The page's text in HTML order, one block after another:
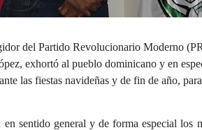
del Partido Revolucionario Moderno
exhortó al pueblo dominicano y en
las fiestas navideñas y de fin de año,
en sentido general y de forma especial los